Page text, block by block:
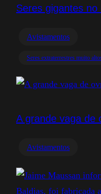
Seres gigantes no
Avistamentos
Seres extraterrestres muito
A grande vaga de
Avistamentos